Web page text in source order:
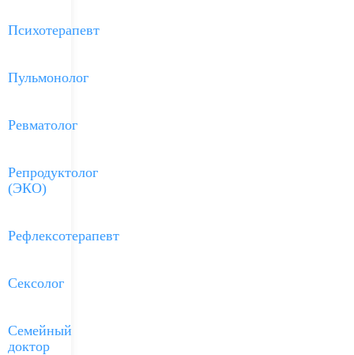
Психотерапевт
Пульмонолог
Ревматолог
Репродуктолог
(ЭКО)
Рефлексотерапевт
Сексолог
Семейный
доктор